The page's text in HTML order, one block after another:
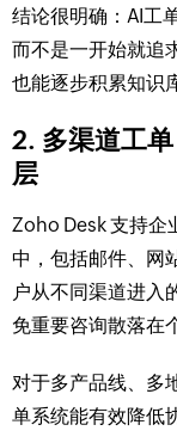
结论很明确：AI工
而不是一开始就追
也能逐步积累知识
2. 多渠道工
层
Zoho Desk 支持企
中，包括邮件、网
户从不同渠道进入
免重要咨询散落在
对于多产品线、多
单系统能有效降低